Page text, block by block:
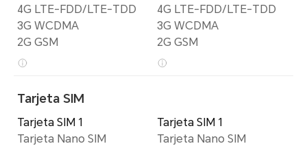
4G LTE-FDD/LTE-TDD
3G WCDMA
2G GSM
Tarjeta SIM
Tarjeta SIM 1
Tarjeta Nano SIM
4G LTE-FDD/LTE-TDD
3G WCDMA
2G GSM
Tarjeta SIM 1
Tarjeta Nano SIM